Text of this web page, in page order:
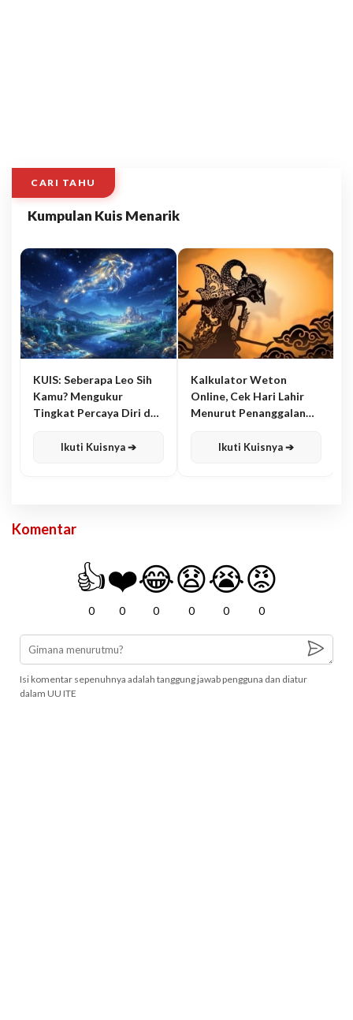
CARI TAHU
Kumpulan Kuis Menarik
KUIS: Seberapa Leo Sih
Kamu? Mengukur
Tingkat Percaya Diri dan
Ikuti Kuisnya ➔
Kalkulator Weton
Online, Cek Hari Lahir
Menurut Penanggalan
Ikuti Kuisnya ➔
Komentar
👍
0
❤️
0
😂
0
😧
0
😭
0
😡
0
Isi komentar sepenuhnya adalah tanggung jawab pengguna dan diatur
dalam UU ITE